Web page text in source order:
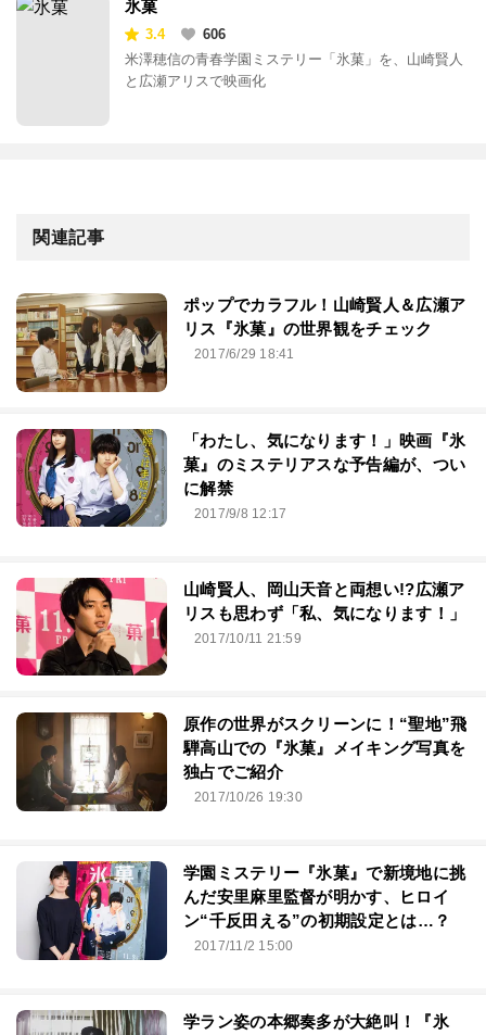
氷菓
3.4
606
米澤穂信の青春学園ミステリー「氷菓」を、山崎賢人
と広瀬アリスで映画化
関連記事
ポップでカラフル！山崎賢人＆広瀬ア
リス『氷菓』の世界観をチェック
2017/6/29 18:41
「わたし、気になります！」映画『氷
菓』のミステリアスな予告編が、つい
に解禁
2017/9/8 12:17
山崎賢人、岡山天音と両想い!?広瀬ア
リスも思わず「私、気になります！」
2017/10/11 21:59
原作の世界がスクリーンに！“聖地”飛
騨高山での『氷菓』メイキング写真を
独占でご紹介
2017/10/26 19:30
学園ミステリー『氷菓』で新境地に挑
んだ安里麻里監督が明かす、ヒロイ
ン“千反田える”の初期設定とは…？
2017/11/2 15:00
学ラン姿の本郷奏多が大絶叫！『氷